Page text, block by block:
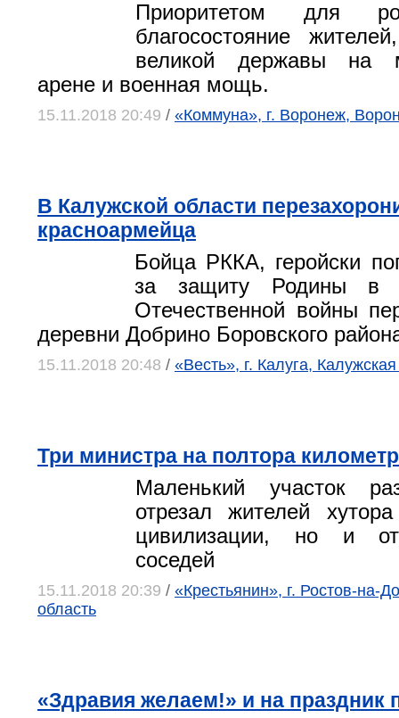
Приоритетом для
благосостояние
великой державы на
арене и военная мощь.
15.11.2018 20:49 / «Коммуна», г. Воронеж,
В Калужской области
красноармейца
Бойца РККА, геройски
за защиту Родины в
Отечественной войны
деревни Добрино Боровского
15.11.2018 20:48 / «Весть», г. Калуга,
Три министра на полтора
Маленький участок
отрезал жителей
цивилизации, но и от
соседей
15.11.2018 20:39 / «Крестьянин», г. Ростов-на-
область
«Здравия желаем!» и на праздник